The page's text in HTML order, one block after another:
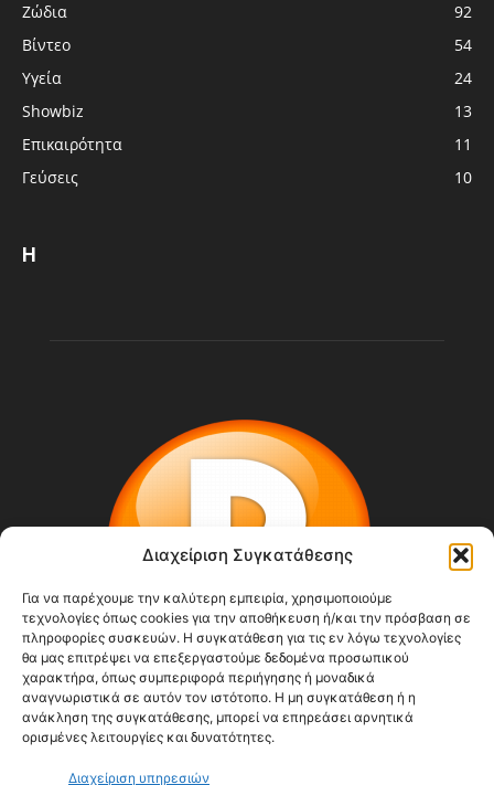
Διαχείριση Συγκατάθεσης
Για να παρέχουμε την καλύτερη εμπειρία, χρησιμοποιούμε
τεχνολογίες όπως cookies για την αποθήκευση ή/και την πρόσβαση σε
πληροφορίες συσκευών. Η συγκατάθεση για τις εν λόγω τεχνολογίες
θα μας επιτρέψει να επεξεργαστούμε δεδομένα προσωπικού
χαρακτήρα, όπως συμπεριφορά περιήγησης ή μοναδικά
αναγνωριστικά σε αυτόν τον ιστότοπο. Η μη συγκατάθεση ή η
ανάκληση της συγκατάθεσης, μπορεί να επηρεάσει αρνητικά
ορισμένες λειτουργίες και δυνατότητες.
Διαχείριση υπηρεσιών
Ζώδια
92
Βίντεο
54
Υγεία
24
Showbiz
13
Επικαιρότητα
11
Γεύσεις
10
Η